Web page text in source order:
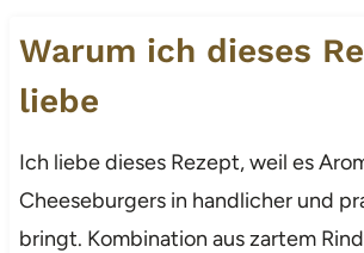
Warum ich dieses
liebe
Ich liebe dieses Rezept, weil es
Cheeseburgers in handlicher und
bringt. Kombination aus zartem